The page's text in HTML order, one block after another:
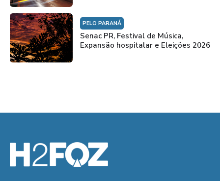
PELO PARANÁ
Senac PR, Festival de Música,
Expansão hospitalar e Eleições 2026